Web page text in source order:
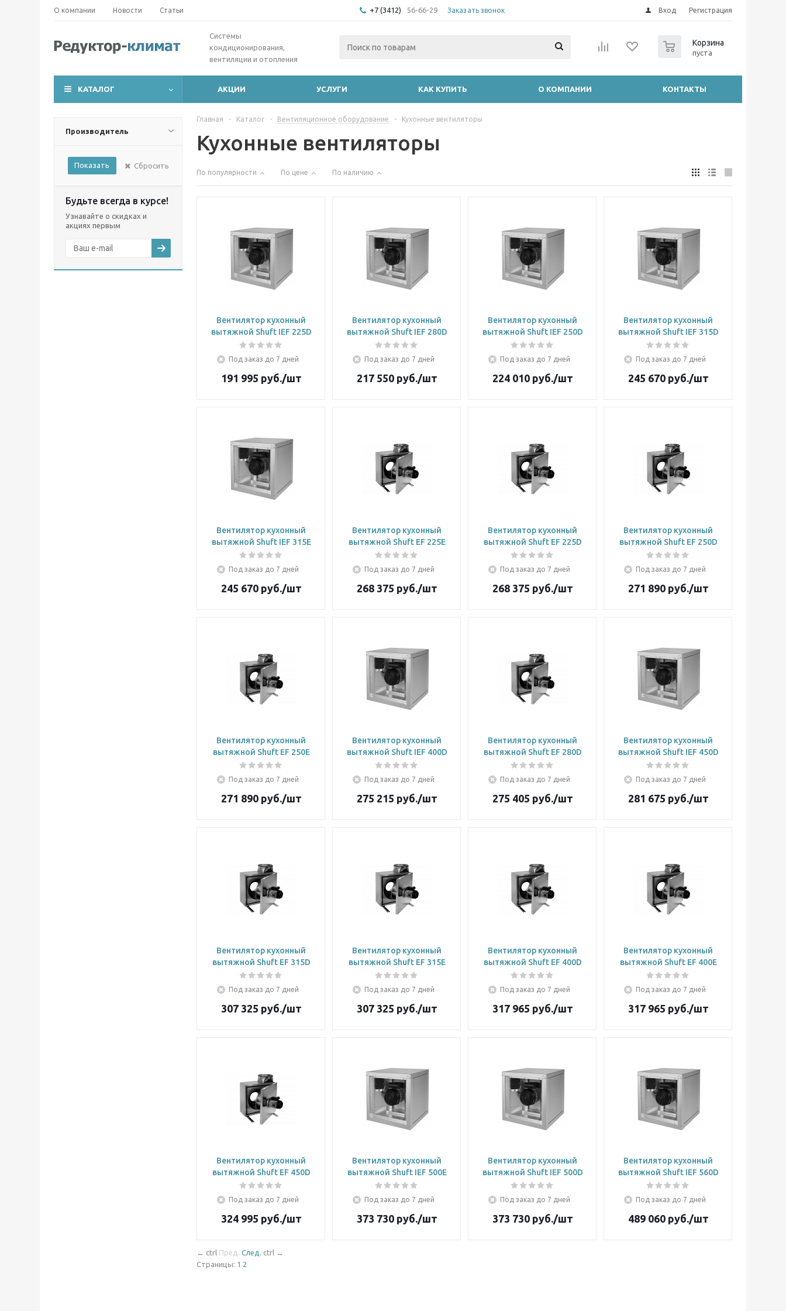
О компании Новости Статьи +7 (3412) 56-66-29 Заказать звонок Вход Регистрация
Cистемы
кондиционирования,
вентиляции и отопления
Корзина
пуста
КАТАЛОГ АКЦИИ УСЛУГИ КАК КУПИТЬ О КОМПАНИИ КОНТАКТЫ
Производитель
Показать Сбросить
Будьте всегда в курсе!
Узнавайте о скидках и
акциях первым
Главная - Каталог - Вентиляционное оборудование - Кухонные вентиляторы
Кухонные вентиляторы
По популярности По цене По наличию
Вентилятор кухонный
вытяжной Shuft IEF 225D
Под заказ до 7 дней
191 995 руб./шт
Вентилятор кухонный
вытяжной Shuft IEF 280D
Под заказ до 7 дней
217 550руб./шт
Вентилятор кухонный
вытяжной Shuft IEF 250D
Под заказ до 7 дней
224 010руб./шт
Вентилятор кухонный
вытяжной Shuft IEF 315D
Под заказ до 7 дней
245 670руб./шт
Вентилятор кухонный
вытяжной Shuft IEF 315E
Под заказ до 7 дней
245 670руб./шт
Вентилятор кухонный
вытяжной Shuft EF 225E
Под заказ до 7 дней
268 375 руб./шт
Вентилятор кухонный
вытяжной Shuft EF 225D
Под заказ до 7 дней
268 375 руб./шт
Вентилятор кухонный
вытяжной Shuft EF 250D
Под заказ до 7 дней
271 890руб./шт
Вентилятор кухонный
вытяжной Shuft EF 250E
Под заказ до 7 дней
271 890руб./шт
Вентилятор кухонный
вытяжной Shuft IEF 400D
Под заказ до 7 дней
275 215 руб./шт
Вентилятор кухонный
вытяжной Shuft EF 280D
Под заказ до 7 дней
275 405 руб./шт
Вентилятор кухонный
вытяжной Shuft IEF 450D
Под заказ до 7 дней
281 675 руб./шт
Вентилятор кухонный
вытяжной Shuft EF 315D
Под заказ до 7 дней
307 325 руб./шт
Вентилятор кухонный
вытяжной Shuft EF 315E
Под заказ до 7 дней
307 325 руб./шт
Вентилятор кухонный
вытяжной Shuft EF 400D
Под заказ до 7 дней
317 965 руб./шт
Вентилятор кухонный
вытяжной Shuft EF 400E
Под заказ до 7 дней
317 965 руб./шт
Вентилятор кухонный
вытяжной Shuft EF 450D
Под заказ до 7 дней
324 995 руб./шт
Вентилятор кухонный
вытяжной Shuft IEF 500E
Под заказ до 7 дней
373 730руб./шт
Вентилятор кухонный
вытяжной Shuft IEF 500D
Под заказ до 7 дней
373 730руб./шт
Вентилятор кухонный
вытяжной Shuft IEF 560D
Под заказ до 7 дней
489 060руб./шт
← ctrl Пред. След. ctrl →
Страницы: 1 2